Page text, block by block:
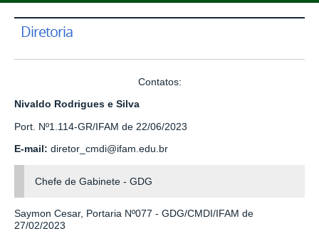
Diretoria
Contatos:
Nivaldo Rodrigues e Silva
Port. Nº1.114-GR/IFAM de 22/06/2023
E-mail: diretor_cmdi@ifam.edu.br
Chefe de Gabinete - GDG
Saymon Cesar, Portaria Nº077 - GDG/CMDI/IFAM de
27/02/2023